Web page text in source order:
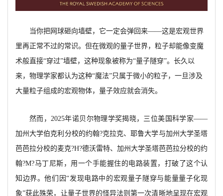
当你把网球砸向墙壁，它一定会弹回来——这是宏观世界
里再正常不过的常识。但在微观的量子世界，粒子却能像变魔
术般直接“穿过”墙壁，这种现象被称为“量子隧穿”。长久以
来，物理学家都认为这种“魔法”只属于微小的粒子，一旦涉及
大量粒子组成的宏观物体，量子效应就会消失。
然而，2025年诺贝尔物理学奖揭晓，三位美国科学家——
加州大学伯克利分校的约翰?克拉克、耶鲁大学与加州大学圣塔
芭芭拉分校的麦克?H?德沃雷特、加州大学圣塔芭芭拉分校的约
翰?M?马丁尼斯，用一个手能握住的电路装置，打破了这个认
知边界。他们因“发现电路中的宏观量子隧穿与能量量子化现
象”获此殊荣，让量子世界的怪异法则第一次清晰地呈现在宏观